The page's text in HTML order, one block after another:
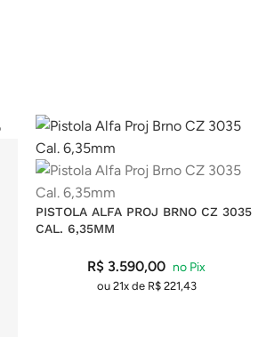
PISTOLA ALFA PROJ BRNO CZ 3035
CAL. 6,35MM
R$ 3.590,00
ou 21x de R$ 221,43